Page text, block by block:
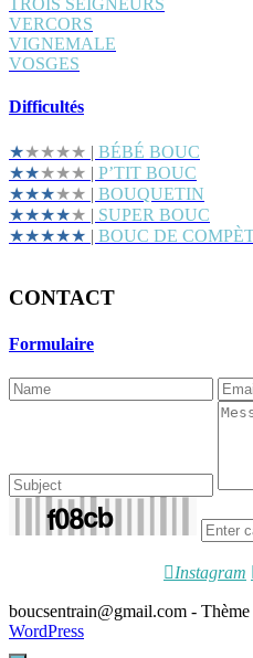
TROIS SEIGNEURS
VERCORS
VIGNEMALE
VOSGES
Difficultés
★★★★★ | BÉBÉ BOUC
★★★★★ | P’TIT BOUC
★★★★★ | BOUQUETIN
★★★★★ | SUPER BOUC
★★★★★ | BOUC DE
CONTACT
Formulaire
Instagram
boucsentrain@gmail.com -
WordPress